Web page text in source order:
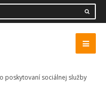
poskytovaní sociálnej služby